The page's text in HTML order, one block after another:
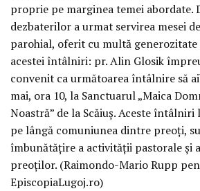
proprie pe marginea temei abordate.
dezbaterilor a urmat servirea mesei
parohial, oferit cu multă generozitate
acestei întâlniri: pr. Alin Glosik
convenit ca următoarea întâlnire să
mai, ora 10, la Sanctuarul „Maica
Noastră” de la Scăiuș. Aceste
pe lângă comuniunea dintre preoți,
îmbunătățire a activității pastorale și
preoților. (Raimondo-Mario Rupp
EpiscopiaLugoj.ro)